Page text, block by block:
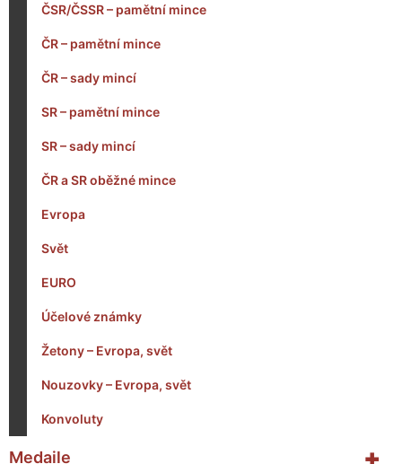
ČSR/ČSSR – pamětní mince
ČR – pamětní mince
ČR – sady mincí
SR – pamětní mince
SR – sady mincí
ČR a SR oběžné mince
Evropa
Svět
EURO
Účelové známky
Žetony – Evropa, svět
Nouzovky – Evropa, svět
Konvoluty
+
Medaile